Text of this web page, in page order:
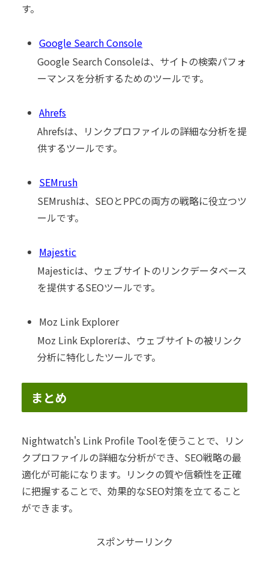
す。
Google Search Console
Google Search Consoleは、サイトの検索パフォ
ーマンスを分析するためのツールです。
Ahrefs
Ahrefsは、リンクプロファイルの詳細な分析を提
供するツールです。
SEMrush
SEMrushは、SEOとPPCの両方の戦略に役立つツ
ールです。
Majestic
Majesticは、ウェブサイトのリンクデータベース
を提供するSEOツールです。
Moz Link Explorer
Moz Link Explorerは、ウェブサイトの被リンク
分析に特化したツールです。
まとめ
Nightwatch's Link Profile Toolを使うことで、リン
クプロファイルの詳細な分析ができ、SEO戦略の最
適化が可能になります。リンクの質や信頼性を正確
に把握することで、効果的なSEO対策を立てること
ができます。
スポンサーリンク